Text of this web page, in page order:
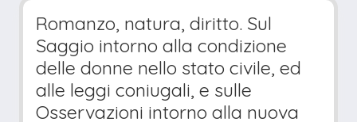
Romanzo, natura, diritto. Sul
Saggio intorno alla condizione
delle donne nello stato civile, ed
alle leggi coniugali, e sulle
Osservazioni intorno alla nuova